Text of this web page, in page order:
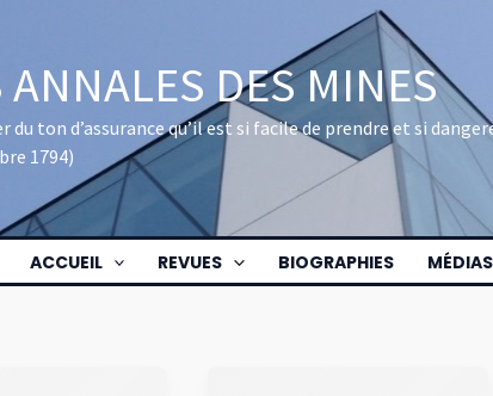
ANNALES DES MINES
du ton d’assurance qu’il est si facile de prendre et si
1794)
ACCUEIL REVUES BIOGRAPHIES MÉDIAS